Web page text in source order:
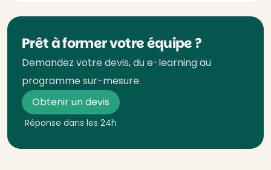
Prêt à former votre équipe ?
Demandez votre devis, du e-learning au
programme sur-mesure.
Obtenir un devis
Réponse dans les 24h